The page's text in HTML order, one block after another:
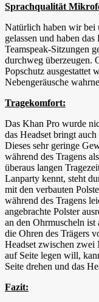
Sprachqualität
Natürlich haben wir bei
gelassen und haben
Teamspeak-Sitzungen
durchweg überzeugen.
Popschutz ausgestattet
Nebengeräusche
Tragekomfort:
Das Khan Pro wurde
das Headset bringt
Dieses sehr geringe
während des Tragens
überaus langen
Lanparty kennt, steht
mit den verbauten
während des Tragens
angebrachte Polster
an den Ohrmuscheln
die Ohren des Trägers
Headset zwischen zwei
auf Seite legen will,
Seite drehen und das
Fazit: